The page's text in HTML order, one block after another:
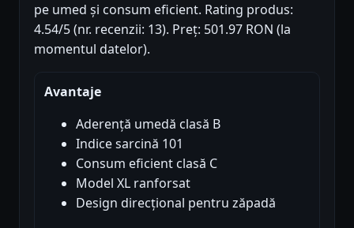
pe umed și consum eficient. Rating produs:
4.54/5 (nr. recenzii: 13). Preț: 501.97 RON (la
momentul datelor).
Avantaje
Aderență umedă clasă B
Indice sarcină 101
Consum eficient clasă C
Model XL ranforsat
Design direcțional pentru zăpadă